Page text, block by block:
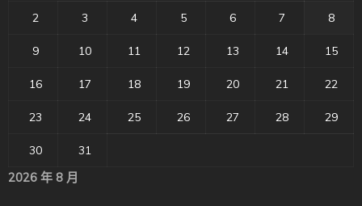
2026 年 8 月
2 3 4 5 6 7 8
9 10 11 12 13 14 15
16 17 18 19 20 21 22
23 24 25 26 27 28 29
30 31